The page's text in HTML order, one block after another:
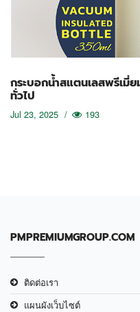
กระบอกน้ำสแตนเลสพรีเมี่
ทั่วไป
Jul 23, 2025 / 193
PMPREMIUMGROUP.COM
ติดต่อเรา
แผนผังเว็บไซต์